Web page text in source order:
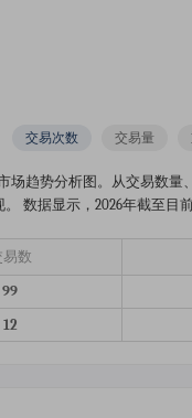
交易次数 交易量
场趋势分析图。从交易数
数据显示，2026年截至目
易数
99
12